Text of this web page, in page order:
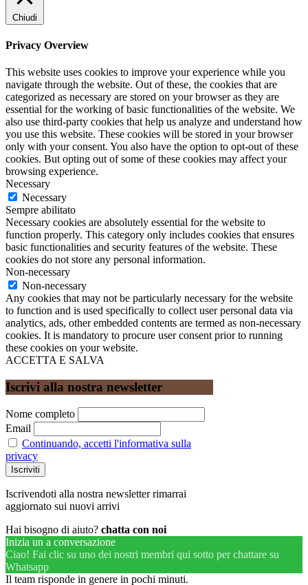
Chiudi
Privacy Overview
This website uses cookies to improve your experience while you
navigate through the website. Out of these, the cookies that are
categorized as necessary are stored on your browser as they are
essential for the working of basic functionalities of the website. We
also use third-party cookies that help us analyze and understand how
you use this website. These cookies will be stored in your browser
only with your consent. You also have the option to opt-out of these
cookies. But opting out of some of these cookies may affect your
browsing experience.
Necessary
Necessary
Sempre abilitato
Necessary cookies are absolutely essential for the website to
function properly. This category only includes cookies that ensures
basic functionalities and security features of the website. These
cookies do not store any personal information.
Non-necessary
Non-necessary
Any cookies that may not be particularly necessary for the website
to function and is used specifically to collect user personal data via
analytics, ads, other embedded contents are termed as non-necessary
cookies. It is mandatory to procure user consent prior to running
these cookies on your website.
ACCETTA E SALVA
Iscrivi alla nostra newsletter
Nome completo
Email
Continuando, accetti l'informativa sulla
privacy
Iscrivendoti alla nostra newsletter rimarrai
aggiornato sui nuovi arrivi
Hai bisogno di aiuto? chatta con noi
Inizia un a conversazione
Ciao! Fai clic su uno dei nostri membri qui sotto per chattare su
Whatsapp
Il team risponde in genere in pochi minuti.